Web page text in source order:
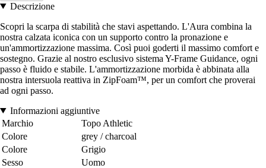
Descrizione
Scopri la scarpa di stabilità che stavi aspettando. L'Aura combina la
nostra calzata iconica con un supporto contro la pronazione e
un'ammortizzazione massima. Così puoi goderti il massimo comfort e
sostegno. Grazie al nostro esclusivo sistema Y-Frame Guidance, ogni
passo è fluido e stabile. L'ammortizzazione morbida è abbinata alla
nostra intersuola reattiva in ZipFoam™, per un comfort che proverai
ad ogni passo.
Informazioni aggiuntive
Marchio
Topo Athletic
Colore
grey / charcoal
Colore
Grigio
Sesso
Uomo